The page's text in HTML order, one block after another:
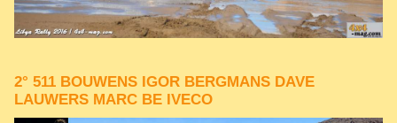
2° 511 BOUWENS IGOR BERGMANS DAVE
LAUWERS MARC BE IVECO